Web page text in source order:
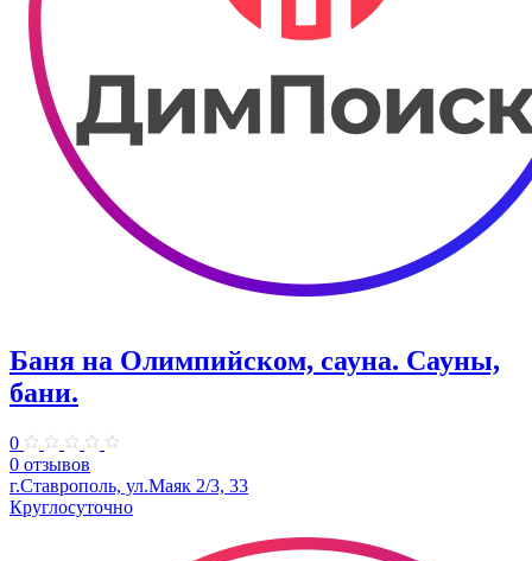
Баня на Олимпийском, сауна. Сауны,
бани.
0
0 отзывов
г.Ставрополь, ул.Маяк 2/3, 33
Круглосуточно